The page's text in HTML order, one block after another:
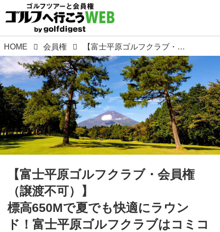
HOME 会員権 【富士平原ゴルフクラブ・会員権（譲渡不可）】 標高650Mで夏でも快適にラウンド！富士平原ゴルフクラブはコミコミプラン49.5万円で絶賛販売中！ 静岡県御殿場市、富士山が絶景コースの会員権購入情報。
【富士平原ゴルフクラブ・会員権
（譲渡不可）】
標高650Mで夏でも快適にラウン
ド！富士平原ゴルフクラブはコミコ